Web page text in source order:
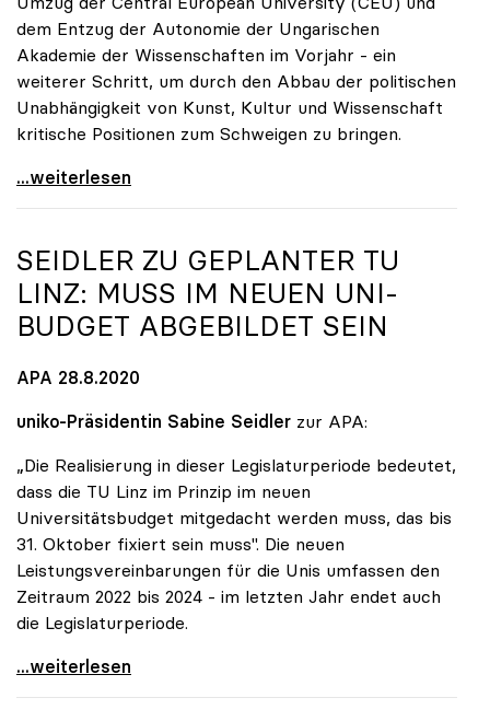
dem Entzug der Autonomie der Ungarischen
Akademie der Wissenschaften im Vorjahr - ein
weiterer Schritt, um durch den Abbau der politischen
Unabhängigkeit von Kunst, Kultur und Wissenschaft
kritische Positionen zum Schweigen zu bringen.
Dringender Appell von sechs europäischen
...weiterlesen
SEIDLER ZU GEPLANTER TU
LINZ: MUSS IM NEUEN UNI-
BUDGET ABGEBILDET SEIN
APA 28.8.2020
uniko-Präsidentin Sabine Seidler zur APA:
„Die Realisierung in dieser Legislaturperiode bedeutet,
dass die TU Linz im Prinzip im neuen
Universitätsbudget mitgedacht werden muss, das bis
31. Oktober fixiert sein muss". Die neuen
Leistungsvereinbarungen für die Unis umfassen den
Zeitraum 2022 bis 2024 - im letzten Jahr endet auch
die Legislaturperiode.
Seidler zu geplanter TU Linz: Muss im neuen
...weiterlesen